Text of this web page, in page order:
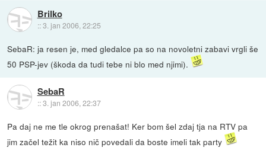
Brilko
::3. jan 2006, 22:25
SebaR: ja resen je, med gledalce pa so na novoletni zabavi vrgli še
50 PSP-jev (škoda da tudi tebe ni blo med njimi).
SebaR
::3. jan 2006, 22:37
Pa daj ne me tle okrog prenašat! Ker bom šel zdaj tja na RTV pa
jim začel težit ka niso nič povedali da boste imeli tak party